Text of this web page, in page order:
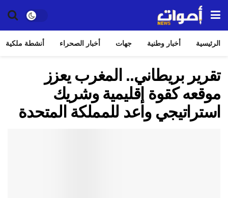
الرئيسية أخبار وطنية جهات أخبار الصحراء أنشطة ملكية
تقرير بريطاني.. المغرب يعزز
موقعه كقوة إقليمية وشريك
استراتيجي واعد للمملكة المتحدة